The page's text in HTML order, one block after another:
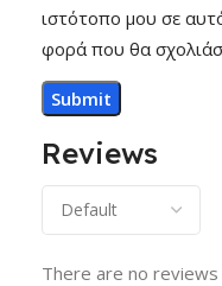
Reviews
There are no
ιστότοπο μου σε
φορά που θα